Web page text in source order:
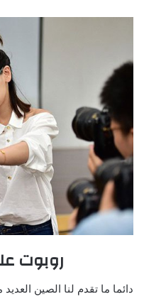
روبوت
دائما ما تقدم لنا الصين العديد